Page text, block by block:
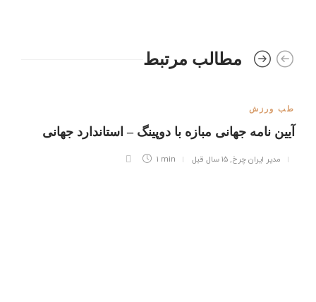
مطالب مرتبط
طب ورزش
آیین نامه جهانی مبازه با دوپینگ – استاندارد جهانی
مدیر ایران چرخ, ۱۵ سال قبل 1 min